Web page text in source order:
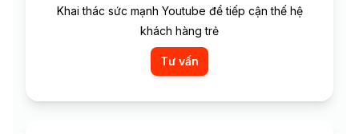
Khai thác sức mạnh Youtube để tiếp cận thế hệ
khách hàng trẻ
Tư vấn